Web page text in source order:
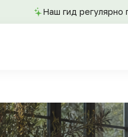
Наш гид регулярно